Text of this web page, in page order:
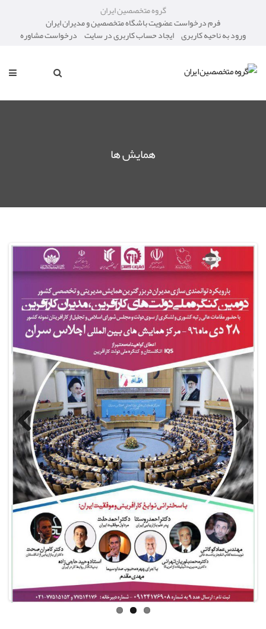
گروه متخصصین ایران
فرم درخواست عضویت باشگاه متخصصین و مدیران ایران
ورود به ناحیه کاربری ایجاد حساب کاربری در سایت درخواست مشاوره
همایش ها
Previous Next